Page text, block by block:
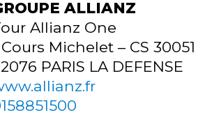
ALLIANZ
Allianz One
Cours Michelet – CS 30051
PARIS LA DEFENSE